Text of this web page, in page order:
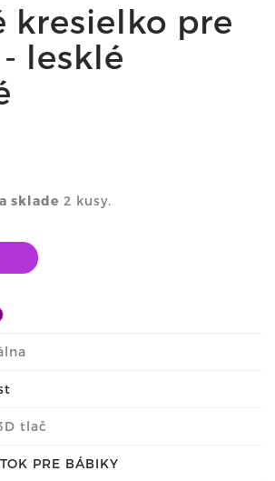
kresielko pre
lesklé
sklade 2 kusy.
tlač
PRE BÁBIKY